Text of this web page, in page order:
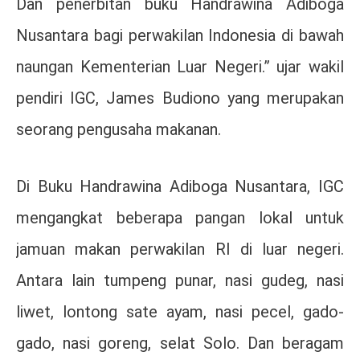
Dan penerbitan buku Handrawina Adiboga
Nusantara bagi perwakilan Indonesia di bawah
naungan Kementerian Luar Negeri.” ujar wakil
pendiri IGC, James Budiono yang merupakan
seorang pengusaha makanan.
Di Buku Handrawina Adiboga Nusantara, IGC
mengangkat beberapa pangan lokal untuk
jamuan makan perwakilan RI di luar negeri.
Antara lain tumpeng punar, nasi gudeg, nasi
liwet, lontong sate ayam, nasi pecel, gado-
gado, nasi goreng, selat Solo. Dan beragam